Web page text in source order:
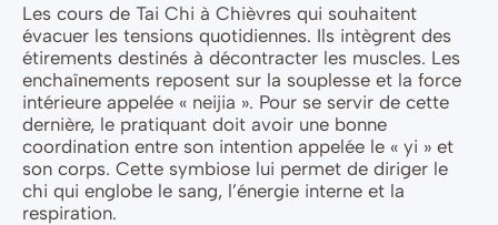
Les cours de Tai Chi à Chièvres qui souhaitent
évacuer les tensions quotidiennes. Ils intègrent des
étirements destinés à décontracter les muscles. Les
enchaînements reposent sur la souplesse et la force
intérieure appelée « neijia ». Pour se servir de cette
dernière, le pratiquant doit avoir une bonne
coordination entre son intention appelée le « yi » et
son corps. Cette symbiose lui permet de diriger le
chi qui englobe le sang, l’énergie interne et la
respiration.